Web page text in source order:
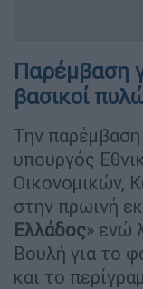
Παρέμβαση
βασικοί
Την
υπουργός
Οικονομικών,
στην πρωινή
Ελλάδος» ενώ
Βουλή για το
και το